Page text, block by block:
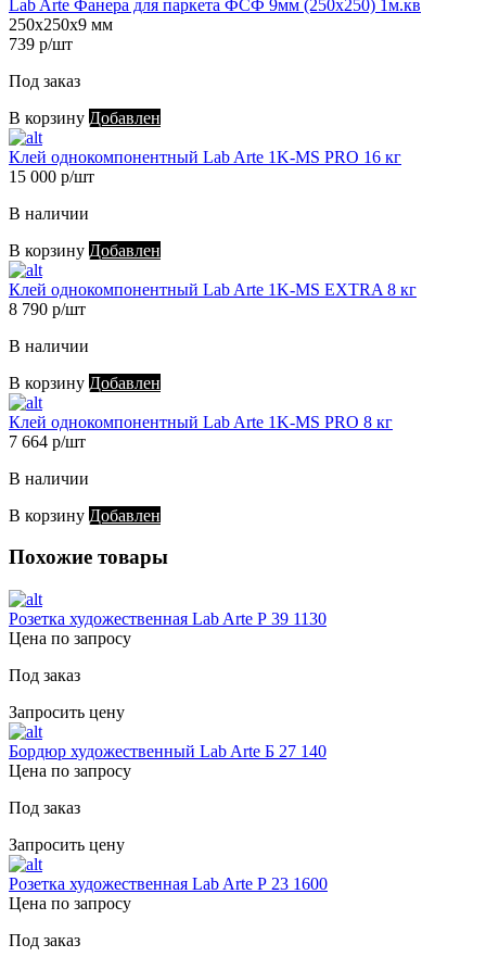
Lab Arte Фанера для паркета ФСФ 9мм (250х250) 1м.кв
250х250х9 мм
739 р/шт
Под заказ
В корзину Добавлен
Клей однокомпонентный Lab Arte 1K-MS PRO 16 кг
15 000 р/шт
В наличии
В корзину Добавлен
Клей однокомпонентный Lab Arte 1K-MS EXTRA 8 кг
8 790 р/шт
В наличии
В корзину Добавлен
Клей однокомпонентный Lab Arte 1K-MS PRO 8 кг
7 664 р/шт
В наличии
В корзину Добавлен
Похожие товары
Розетка художественная Lab Arte Р 39 1130
Цена по запросу
Под заказ
Запросить цену
Бордюр художественный Lab Arte Б 27 140
Цена по запросу
Под заказ
Запросить цену
Розетка художественная Lab Arte Р 23 1600
Цена по запросу
Под заказ